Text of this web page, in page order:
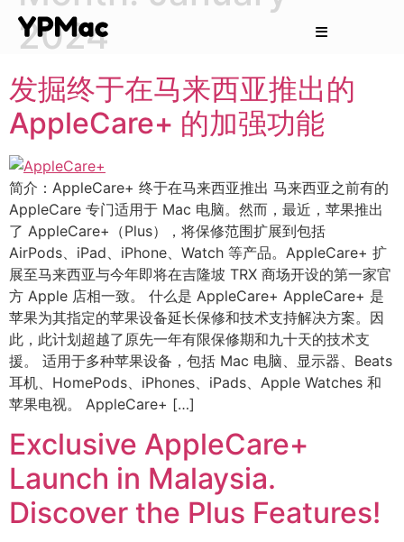
2024
发掘终于在马来西亚推出的
AppleCare+ 的加强功能
简介：AppleCare+ 终于在马来西亚推出 马来西亚之前有的
AppleCare 专门适用于 Mac 电脑。然而，最近，苹果推出
了 AppleCare+（Plus），将保修范围扩展到包括
AirPods、iPad、iPhone、Watch 等产品。AppleCare+ 扩
展至马来西亚与今年即将在吉隆坡 TRX 商场开设的第一家官
方 Apple 店相一致。 什么是 AppleCare+ AppleCare+ 是
苹果为其指定的苹果设备延长保修和技术支持解决方案。因
此，此计划超越了原先一年有限保修期和九十天的技术支
援。 适用于多种苹果设备，包括 Mac 电脑、显示器、Beats
耳机、HomePods、iPhones、iPads、Apple Watches 和
苹果电视。 AppleCare+ […]
Exclusive AppleCare+
Launch in Malaysia.
Discover the Plus Features!